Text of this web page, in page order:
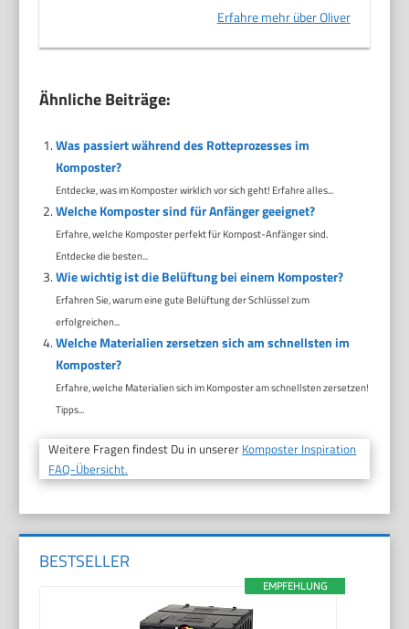
Erfahre mehr über Oliver
Ähnliche Beiträge:
Was passiert während des Rotteprozesses im
Komposter?
Entdecke, was im Komposter wirklich vor sich geht! Erfahre alles...
Welche Komposter sind für Anfänger geeignet?
Erfahre, welche Komposter perfekt für Kompost-Anfänger sind.
Entdecke die besten...
Wie wichtig ist die Belüftung bei einem Komposter?
Erfahren Sie, warum eine gute Belüftung der Schlüssel zum
erfolgreichen...
Welche Materialien zersetzen sich am schnellsten im
Komposter?
Erfahre, welche Materialien sich im Komposter am schnellsten zersetzen!
Tipps...
Weitere Fragen findest Du in unserer Komposter Inspiration
FAQ-Übersicht.
BESTSELLER
EMPFEHLUNG